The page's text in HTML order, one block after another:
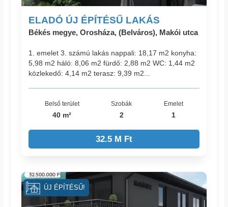
ELADÓ ÚJ ÉPÍTÉSŰ LAKÁS
Békés megye, Orosháza, (Belváros), Makói utca
1. emelet 3. számú lakás nappali: 18,17 m2 konyha:
5,98 m2 háló: 8,06 m2 fürdő: 2,88 m2 WC: 1,44 m2
közlekedő: 4,14 m2 terasz: 9,39 m2...
Belső terület
40 m²
Szobák
2
Emelet
1
32.5 M Ft
ÚJ ÉPÍTÉSŰ!